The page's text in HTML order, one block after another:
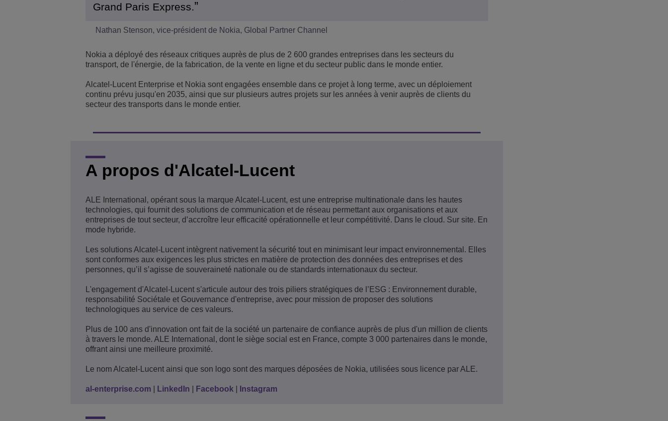
Grand Paris Express.
Nathan Stenson, vice-président de Nokia, Global Partner Channel
Nokia a déployé des réseaux critiques auprès de plus de 2 600 grandes entreprises dans les secteurs du
transport, de l'énergie, de la fabrication, de la vente en ligne et du secteur public dans le monde entier.
Alcatel-Lucent Enterprise et Nokia sont engagées ensemble dans ce projet à long terme, avec un déploiement
continu prévu jusqu'en 2035, ainsi que sur plusieurs autres projets sur les années à venir auprès de clients du
secteur des transports dans le monde entier.
A propos d'Alcatel-Lucent
ALE International, opérant sous la marque Alcatel-Lucent, est une entreprise multinationale dans les hautes
technologies, qui fournit des solutions de communication et de réseau permettant aux organisations et aux
entreprises de tout secteur, d’accroître leur efficacité opérationnelle et leur compétitivité. Dans le cloud. Sur site. En
mode hybride.
Les solutions Alcatel-Lucent intègrent nativement la sécurité tout en minimisant leur impact environnemental. Elles
sont conformes aux exigences les plus strictes en matière de protection des données des entreprises et des
personnes, qu’il s’agisse de souveraineté nationale ou de standards internationaux du secteur.
L'engagement d'Alcatel-Lucent s'articule autour des trois piliers stratégiques de l’ESG : Environnement durable,
responsabilité Sociétale et Gouvernance d'entreprise, avec pour mission de proposer des solutions
technologiques au service de ces valeurs.
Plus de 100 ans d'innovation ont fait de la société un partenaire de confiance auprès de plus d'un million de clients
à travers le monde. ALE International, dont le siège social est en France, compte 3 000 partenaires dans le monde,
offrant ainsi une meilleure proximité.
Le nom Alcatel-Lucent ainsi que son logo sont des marques déposées de Nokia, utilisées sous licence par ALE.
al-enterprise.com LinkedIn Facebook Instagram